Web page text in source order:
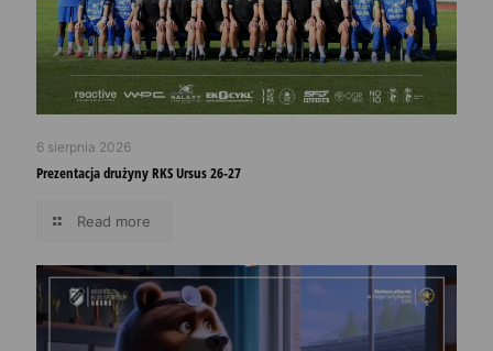
6 sierpnia 2026
Prezentacja drużyny RKS Ursus 26-27
Read more